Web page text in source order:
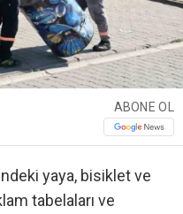
ABONE OL
yaya, bisiklet ve
tabelaları ve